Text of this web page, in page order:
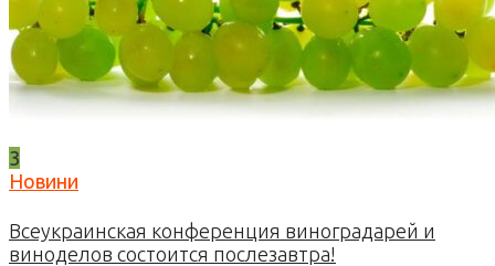
3
Новини
Всеукраинская конференция виноградарей и
виноделов состоится послезавтра!